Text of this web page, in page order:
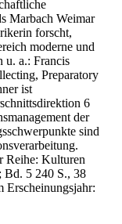
Marbach Weimar
forscht,
moderne und
u. a.: Francis
Preparatory
ist
6
der
sind
Reihe: Kulturen
Bd. 5 240 S., 38
Erscheinungsjahr: